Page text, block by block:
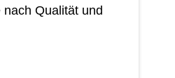
Qualität und